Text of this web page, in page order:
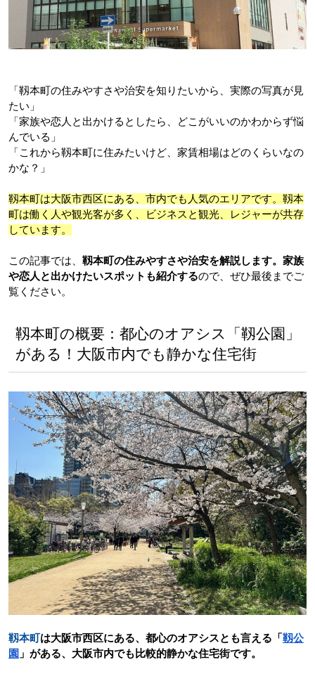
「靱本町の住みやすさや治安を知りたいから、実際の写真が見
たい」
「家族や恋人と出かけるとしたら、どこがいいのかわからず悩
んでいる」
「これから靱本町に住みたいけど、家賃相場はどのくらいなの
かな？」
靱本町は大阪市西区にある、市内でも人気のエリアです。靱本
町は働く人や観光客が多く、ビジネスと観光、レジャーが共存
しています。
この記事では、 靱本町の住みやすさや治安を解説します。家族
や恋人と出かけたいスポットも紹介するので、ぜひ最後までご
覧ください。
靱本町の概要：都心のオアシス「靱公園」
がある！大阪市内でも静かな住宅街
靱本町は大阪市西区にある、都心のオアシスとも言える「 靱公
園 」がある、大阪市内でも比較的静かな住宅街です。